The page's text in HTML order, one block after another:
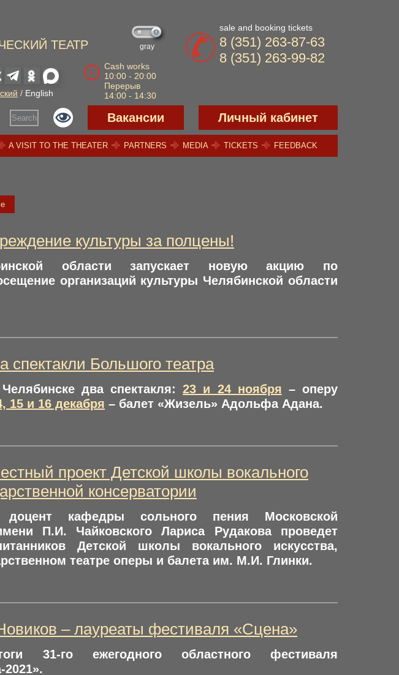
ТЕАТР
gray
Cash works
10:00 - 20:00
Перерыв
14:00 - 14:30
/ English
sale and booking tickets
8 (351) 263-87-63
8 (351) 263-99-82
Search Вакансии Личный кабинет
A VISIT TO THE THEATER PARTNERS MEDIA TICKETS FEEDBACK
культуры за полцены!
области запускает новую акцию по
организаций культуры Челябинской области
спектакли Большого театра
два спектакля:23 и 24 ноября – оперу
15 и 16 декабря – балет «Жизель» Адольфа Адана.
проект Детской школы вокального
консерватории
доцент кафедры сольного пения Московской
П.И. Чайковского Лариса Рудакова проведет
Детской школы вокального искусства,
театре оперы и балета им. М.И. Глинки.
– лауреаты фестиваля «Сцена»
31-го ежегодного областного фестиваля